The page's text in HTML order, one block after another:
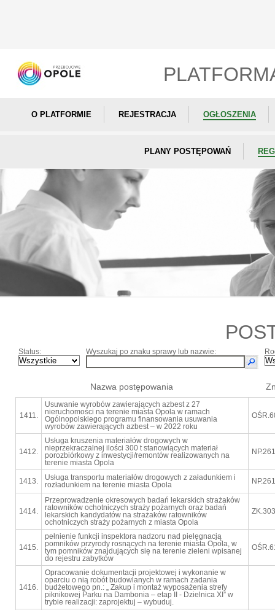
O PLATFORMIE REJESTRACJA OGŁOSZENIA
PLANY POSTĘPOWAŃ
Status: Wyszukaj po znaku sprawy lub nazwie:
Nazwa postępowania
1411.
Usuwanie wyrobów zawierających azbest z 27
nieruchomości na terenie miasta Opola w ramach
Ogólnopolskiego programu finansowania usuwania
wyrobów zawierających azbest – w 2022 roku
1412.
Usługa kruszenia materiałów drogowych w
nieprzekraczalnej ilości 300 t stanowiących materiał
porozbiórkowy z inwestycji/remontów realizowanych na
terenie miasta Opola
1413.
Usługa transportu materiałów drogowych z załadunkiem i
rozładunkiem na terenie miasta Opola
1414.
Przeprowadzenie okresowych badań lekarskich strażaków
ratowników ochotniczych straży pożarnych oraz badań
lekarskich kandydatów na strażaków ratowników
ochotniczych straży pożarnych z miasta Opola
1415.
pełnienie funkcji inspektora nadzoru nad pielęgnacją
pomników przyrody rosnących na terenie miasta Opola, w
tym pomników znajdujących się na terenie zieleni wpisanej
do rejestru zabytków
1416.
Opracowanie dokumentacji projektowej i wykonanie w
oparciu o nią robót budowlanych w ramach zadania
budżetowego pn.: „ Zakup i montaż wyposażenia strefy
piknikowej Parku na Dambonia – etap II - Dzielnica XI” w
trybie realizacji: zaprojektuj – wybuduj.